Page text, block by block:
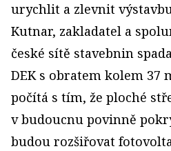
urychlit a zlevnit
Kutnar, zakladatel a
české sítě stavebnin
DEK s obratem kolem 37
počítá s tím, že ploché
v budoucnu povinně
budou rozšiřovat